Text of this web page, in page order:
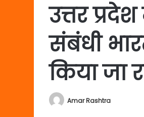
उत्तर
संबंधी
किया जा
Amar Rashtra